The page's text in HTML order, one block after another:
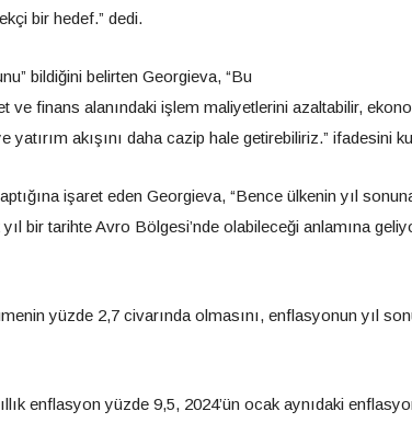
bir hedef.” dedi.
bildiğini belirten Georgieva, “Bu
ve finans alanındaki işlem maliyetlerini azaltabilir,
akışını daha cazip hale getirebiliriz.” ifadesini
işaret eden Georgieva, “Bence ülkenin yıl
bir tarihte Avro Bölgesi’nde olabileceği anlamına
yüzde 2,7 civarında olmasını, enflasyonun yıl
enflasyon yüzde 9,5, 2024’ün ocak aynıdaki